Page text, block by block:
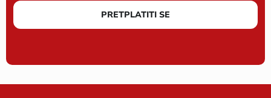
PRETPLATITI SE